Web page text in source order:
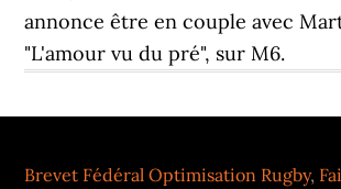
Brevet Fédéral Optimisation Rugby,